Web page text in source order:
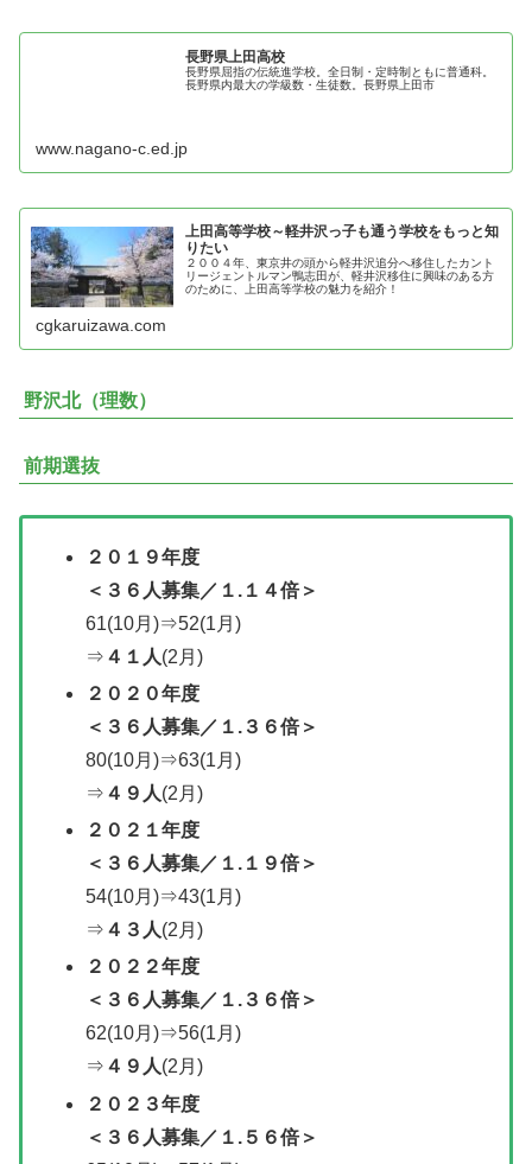
長野県上田高校
長野県屈指の伝統進学校。全日制・定時制ともに普通科。
長野県内最大の学級数・生徒数。長野県上田市
www.nagano-c.ed.jp
上田高等学校～軽井沢っ子も通う学校をもっと知
りたい
２００４年、東京井の頭から軽井沢追分へ移住したカント
リージェントルマン鴨志田が、軽井沢移住に興味のある方
のために、上田高等学校の魅力を紹介！
cgkaruizawa.com
野沢北（理数）
前期選抜
２０１９年度
＜３６人募集／１.１４倍＞
61(10月)⇒52(1月)
⇒ ４１人(2月)
２０２０年度
＜ ３６人募集／ １.３６倍＞
80(10月)⇒63(1月)
⇒ ４９人(2月)
２０２１年度
＜ ３６人募集／ １.１９倍＞
54(10月)⇒43(1月)
⇒ ４３人(2月)
２０２２年度
＜ ３６人募集／ １.３６倍＞
62(10月)⇒56(1月)
⇒ ４９人(2月)
２０２３年度
＜３６人募集／１.５６倍＞